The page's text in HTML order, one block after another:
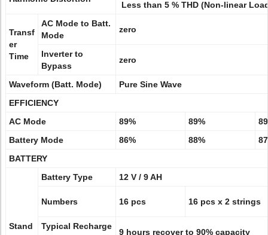
Less than 5 % THD (Non-linear
Transf
er
Time
AC Mode to Batt.
Mode
zero
Inverter to
Bypass
zero
Waveform (Batt. Mode)
Pure Sine Wave
EFFICIENCY
AC Mode
89% 89%
Battery Mode
86% 88%
BATTERY
Stand
Battery Type 12 V / 9 AH
Numbers 16 pcs 16 pcs x 2 strings
Typical Recharge
9 hours recover to 90% capacity